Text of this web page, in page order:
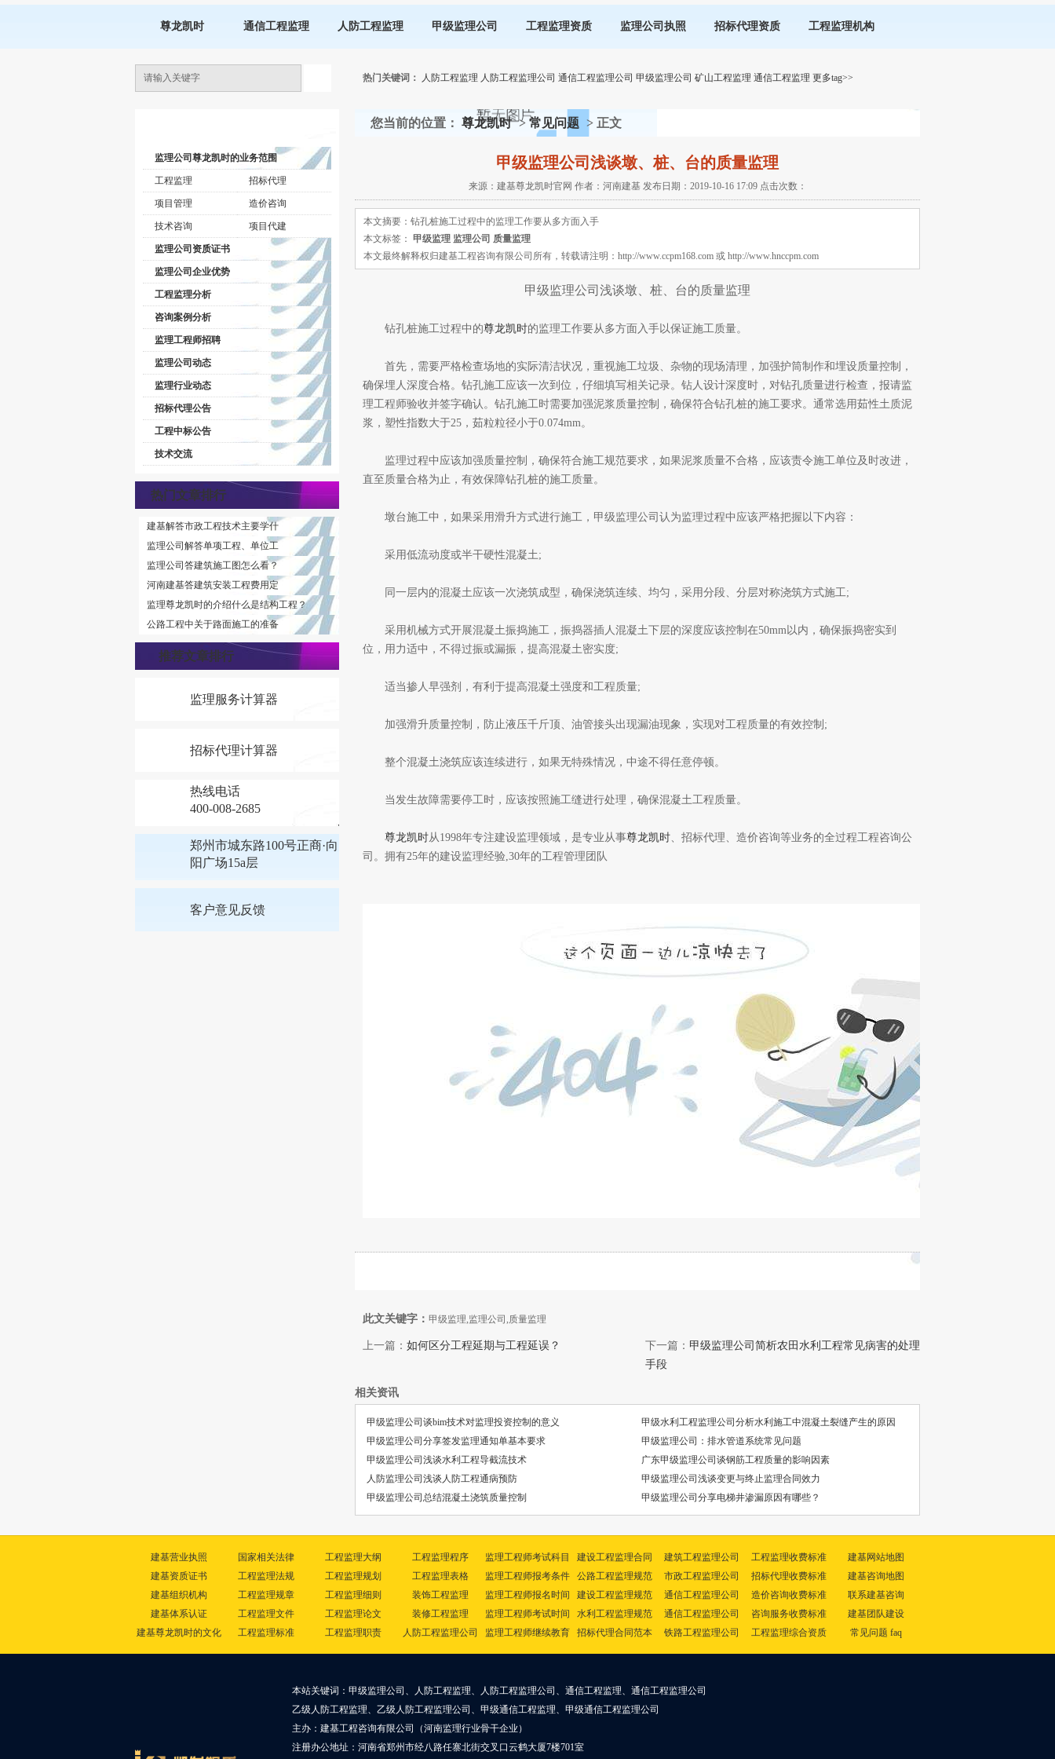
尊龙凯时 通信工程监理 人防工程监理 甲级监理公司 工程监理资质 监理公司执照 招标代理资质 工程监理机构
热门关键词： 人防工程监理 人防工程监理公司 通信工程监理公司 甲级监理公司 矿山工程监理 通信工程监理 更多tag>>
监理公司尊龙凯时的业务范围
工程监理 招标代理
项目管理 造价咨询
技术咨询 项目代建
监理公司资质证书
监理公司企业优势
工程监理分析
咨询案例分析
监理工程师招聘
监理公司动态
监理行业动态
招标代理公告
工程中标公告
技术交流
热门文章排行
建基解答市政工程技术主要学什
监理公司解答单项工程、单位工
监理公司答建筑施工图怎么看？
河南建基答建筑安装工程费用定
监理尊龙凯时的介绍什么是结构工程？
公路工程中关于路面施工的准备
推荐文章排行
监理服务计算器
招标代理计算器
热线电话
400-008-2685
郑州市城东路100号正商·向
阳广场15a层
客户意见反馈
您当前的位置： 尊龙凯时 > 常见问题 > 正文
甲级监理公司浅谈墩、桩、台的质量监理
来源：建基尊龙凯时官网 作者：河南建基 发布日期：2019-10-16 17:09 点击次数：
本文摘要：钻孔桩施工过程中的监理工作要从多方面入手
本文标签： 甲级监理 监理公司 质量监理
本文最终解释权归建基工程咨询有限公司所有，转载请注明：http://www.ccpm168.com 或 http://www.hnccpm.com
甲级监理公司浅谈墩、桩、台的质量监理
钻孔桩施工过程中的尊龙凯时的监理工作要从多方面入手以保证施工质量。
首先，需要严格检查场地的实际清洁状况，重视施工垃圾、杂物的现场清理，加强护筒制作和埋设质量控制，
确保埋人深度合格。钻孔施工应该一次到位，仔细填写相关记录。钻人设计深度时，对钻孔质量进行检查，报请监
理工程师验收并签字确认。钻孔施工时需要加强泥浆质量控制，确保符合钻孔桩的施工要求。通常选用茹性土质泥
浆，塑性指数大于25，茹粒粒径小于0.074mm。
监理过程中应该加强质量控制，确保符合施工规范要求，如果泥浆质量不合格，应该责令施工单位及时改进，
直至质量合格为止，有效保障钻孔桩的施工质量。
墩台施工中，如果采用滑升方式进行施工，甲级监理公司认为监理过程中应该严格把握以下内容：
采用低流动度或半干硬性混凝土;
同一层内的混凝土应该一次浇筑成型，确保浇筑连续、均匀，采用分段、分层对称浇筑方式施工;
采用机械方式开展混凝土振捣施工，振捣器插人混凝土下层的深度应该控制在50mm以内，确保振捣密实到
位，用力适中，不得过振或漏振，提高混凝土密实度;
适当掺人早强剂，有利于提高混凝土强度和工程质量;
加强滑升质量控制，防止液压千斤顶、油管接头出现漏油现象，实现对工程质量的有效控制;
整个混凝土浇筑应该连续进行，如果无特殊情况，中途不得任意停顿。
当发生故障需要停工时，应该按照施工缝进行处理，确保混凝土工程质量。
尊龙凯时从1998年专注建设监理领域，是专业从事尊龙凯时、招标代理、造价咨询等业务的全过程工程咨询公
司。拥有25年的建设监理经验,30年的工程管理团队
此文关键字： 甲级监理,监理公司,质量监理
上一篇： 如何区分工程延期与工程延误？ 下一篇： 甲级监理公司简析农田水利工程常见病害的处理
手段
相关资讯
甲级监理公司谈bim技术对监理投资控制的意义
甲级水利工程监理公司分析水利施工中混凝土裂缝产生的原因
甲级监理公司分享签发监理通知单基本要求
甲级监理公司：排水管道系统常见问题
甲级监理公司浅谈水利工程导截流技术
广东甲级监理公司谈钢筋工程质量的影响因素
人防监理公司浅谈人防工程通病预防
甲级监理公司浅谈变更与终止监理合同效力
甲级监理公司总结混凝土浇筑质量控制
甲级监理公司分享电梯井渗漏原因有哪些？
建基营业执照
建基资质证书
建基组织机构
建基体系认证
建基尊龙凯时的文化
国家相关法律
工程监理法规
工程监理规章
工程监理文件
工程监理标准
工程监理大纲
工程监理规划
工程监理细则
工程监理论文
工程监理职责
工程监理程序
工程监理表格
装饰工程监理
装修工程监理
人防工程监理公司
监理工程师考试科目
监理工程师报考条件
监理工程师报名时间
监理工程师考试时间
监理工程师继续教育
建设工程监理合同
公路工程监理规范
建设工程监理规范
水利工程监理规范
招标代理合同范本
建筑工程监理公司
市政工程监理公司
通信工程监理公司
通信工程监理公司
铁路工程监理公司
工程监理收费标准
招标代理收费标准
造价咨询收费标准
咨询服务收费标准
工程监理综合资质
建基网站地图
建基咨询地图
联系建基咨询
建基团队建设
常见问题 faq
本站关键词：甲级监理公司、人防工程监理、人防工程监理公司、通信工程监理、通信工程监理公司
乙级人防工程监理、乙级人防工程监理公司、甲级通信工程监理、甲级通信工程监理公司
主办：建基工程咨询有限公司（河南监理行业骨干企业）
注册办公地址：河南省郑州市经八路任寨北街交叉口云鹤大厦7楼701室